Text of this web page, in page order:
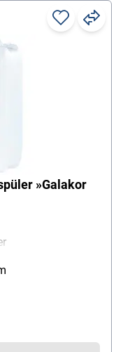
»Galakor